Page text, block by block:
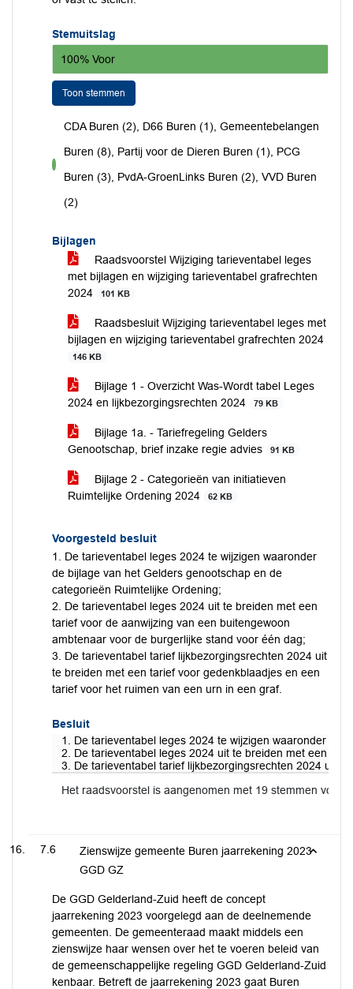
Stemuitslag
100% Voor
Toon stemmen
voor
CDA Buren (2), D66 Buren (1), Gemeentebelangen
Buren (8), Partij voor de Dieren Buren (1), PCG
Buren (3), PvdA-GroenLinks Buren (2), VVD Buren
(2)
Bijlagen
Raadsvoorstel Wijziging tarieventabel leges
met bijlagen en wijziging tarieventabel grafrechten
2024
101 KB
Raadsbesluit Wijziging tarieventabel leges met
bijlagen en wijziging tarieventabel grafrechten 2024
146 KB
Bijlage 1 - Overzicht Was-Wordt tabel Leges
2024 en lijkbezorgingsrechten 2024
79 KB
Bijlage 1a. - Tariefregeling Gelders
Genootschap, brief inzake regie advies
91 KB
Bijlage 2 - Categorieën van initiatieven
Ruimtelijke Ordening 2024
62 KB
Voorgesteld besluit
1. De tarieventabel leges 2024 te wijzigen waaronder
de bijlage van het Gelders genootschap en de
categorieën Ruimtelijke Ordening;
2. De tarieventabel leges 2024 uit te breiden met een
tarief voor de aanwijzing van een buitengewoon
ambtenaar voor de burgerlijke stand voor één dag;
3. De tarieventabel tarief lijkbezorgingsrechten 2024 uit
te breiden met een tarief voor gedenkblaadjes en een
tarief voor het ruimen van een urn in een graf.
Besluit
1. De tarieventabel leges 2024 te wijzigen waaronder de
2. De tarieventabel leges 2024 uit te breiden met een
3. De tarieventabel tarief lijkbezorgingsrechten 2024 uit
Het raadsvoorstel is aangenomen met 19 stemmen voor
7.6
Zienswijze gemeente Buren jaarrekening 2023
GGD GZ
De GGD Gelderland-Zuid heeft de concept
jaarrekening 2023 voorgelegd aan de deelnemende
gemeenten. De gemeenteraad maakt middels een
zienswijze haar wensen over het te voeren beleid van
de gemeenschappelijke regeling GGD Gelderland-Zuid
kenbaar. Betreft de jaarrekening 2023 gaat Buren